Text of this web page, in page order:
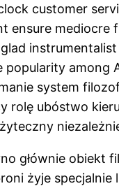
customer
ensure
popularity among
system
rolę ubóstwo
głównie obiekt
żyje specjalnie